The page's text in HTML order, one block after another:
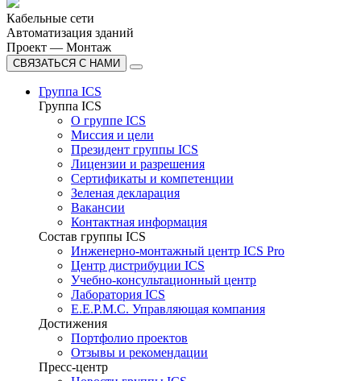
Кабельные сети
Автоматизация зданий
Проект — Монтаж
СВЯЗАТЬСЯ С НАМИ
Группа ICS
Группа ICS
О группе ICS
Миссия и цели
Президент группы ICS
Лицензии и разрешения
Сертификаты и компетенции
Зеленая декларация
Вакансии
Контактная информация
Состав группы ICS
Инженерно-монтажный центр ICS Pro
Центр дистрибуции ICS
Учебно-консультационный центр
Лаборатория ICS
E.E.P.M.C. Управляющая компания
Достижения
Портфолио проектов
Отзывы и рекомендации
Пресс-центр